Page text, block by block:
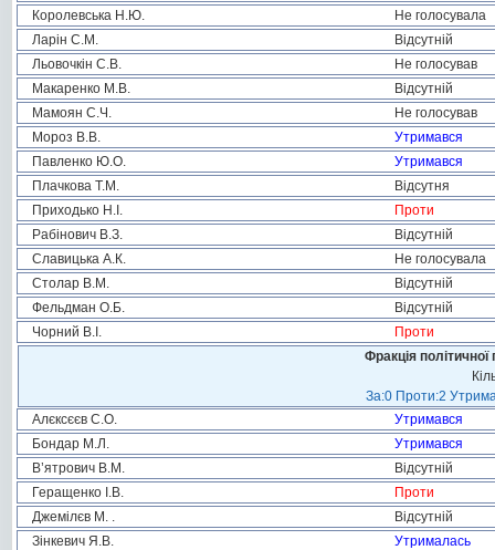
Королевська Н.Ю.
Не голосувала
Ларін С.М.
Відсутній
Льовочкін С.В.
Не голосував
Макаренко М.В.
Відсутній
Мамоян С.Ч.
Не голосував
Мороз В.В.
Утримався
Павленко Ю.О.
Утримався
Плачкова Т.М.
Відсутня
Приходько Н.І.
Проти
Рабінович В.З.
Відсутній
Славицька А.К.
Не голосувала
Столар В.М.
Відсутній
Фельдман О.Б.
Відсутній
Чорний В.І.
Проти
Фракція
За:0 Проти:2
Алєксєєв С.О.
Утримався
Бондар М.Л.
Утримався
В’ятрович В.М.
Відсутній
Геращенко І.В.
Проти
Джемілєв М. .
Відсутній
Зінкевич Я.В.
Утрималась